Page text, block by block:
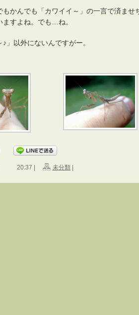
もかんでも「カワイイ～」の一言で済ま
ますよね。でも…ね。
♪」以外にないんですがー。
20:37 | 未分類